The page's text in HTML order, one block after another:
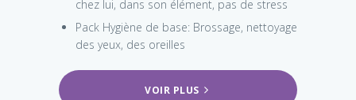
chez lui, dans son élément, pas de stress
Pack Hygiène de base: Brossage, nettoyage
des yeux, des oreilles
VOIR PLUS